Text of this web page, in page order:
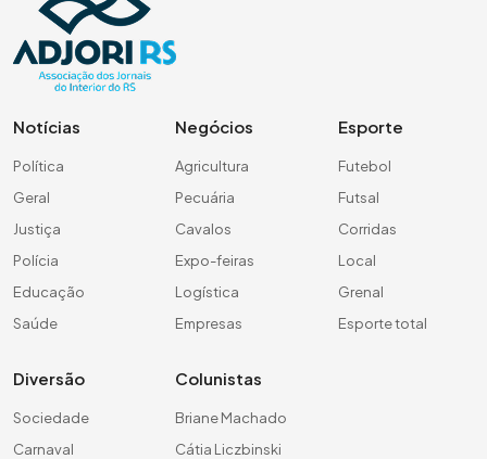
Notícias
Política
Geral
Justiça
Polícia
Educação
Saúde
Negócios
Agricultura
Pecuária
Cavalos
Expo-feiras
Logística
Empresas
Esporte
Futebol
Futsal
Corridas
Local
Grenal
Esporte total
Diversão
Sociedade
Carnaval
Colunistas
Briane Machado
Cátia Liczbinski